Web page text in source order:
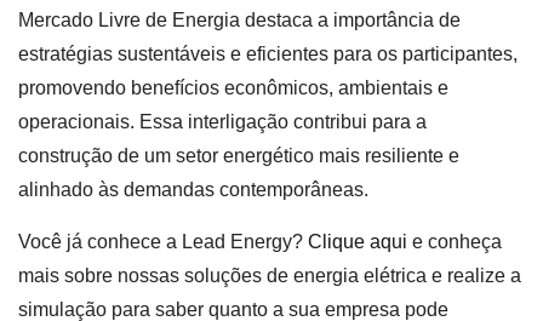
Mercado Livre de Energia destaca a importância de
estratégias sustentáveis e eficientes para os participantes,
promovendo benefícios econômicos, ambientais e
operacionais. Essa interligação contribui para a
construção de um setor energético mais resiliente e
alinhado às demandas contemporâneas.
Você já conhece a Lead Energy? Clique aqui e conheça
mais sobre nossas soluções de energia elétrica e realize a
simulação para saber quanto a sua empresa pode